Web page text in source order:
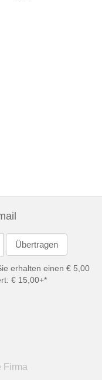
erhalten einen € 5,00
€ 15,00+*
Firma